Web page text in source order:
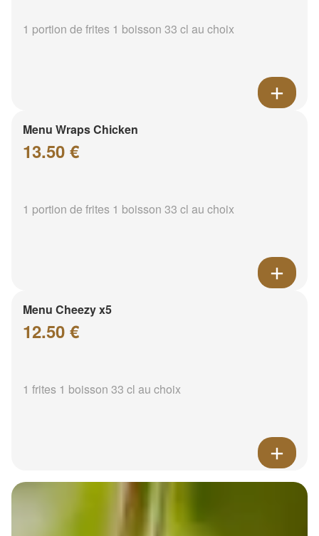
1 portion de frites 1 boisson 33 cl au choix
Menu Wraps Chicken
13.50 €
1 portion de frites 1 boisson 33 cl au choix
Menu Cheezy x5
12.50 €
1 frites 1 boisson 33 cl au choix